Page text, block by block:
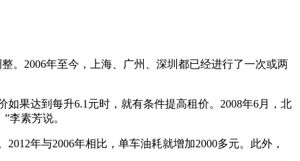
。2006年至今，上海、广州、深圳都已经进行了一次或两
果达到每升6.1元时，就有条件提高租价。2008年6月，北
李素芳说。
年与2006年相比，单车油耗就增加2000多元。此外，